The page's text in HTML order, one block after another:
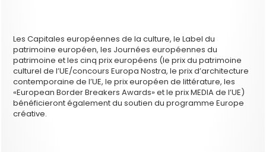
Les Capitales européennes de la culture, le Label du
patrimoine européen, les Journées européennes du
patrimoine et les cinq prix européens (le prix du patrimoine
culturel de l’UE/concours Europa Nostra, le prix d’architecture
contemporaine de l’UE, le prix européen de littérature, les
«European Border Breakers Awards» et le prix MEDIA de l’UE)
bénéficieront également du soutien du programme Europe
créative.